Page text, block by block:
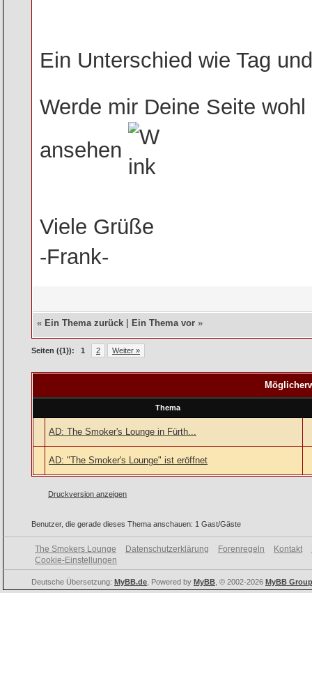
Ein Unterschied wie Tag
Werde mir Deine Seite
ansehen
Viele Grüße
-Frank-
« Ein Thema zurück Ein Thema vor »
Seiten ({1}): 1 2 Weiter »
Thema
AD: The Smoker's Lounge in Fürth...
AD: "The Smoker's Lounge" ist eröffnet
Druckversion anzeigen
Benutzer, die gerade dieses Thema anschauen: 1 Gast/Gäste
The Smokers Lounge Datenschutzerklärung Forenregeln Kontakt
Cookie-Einstellungen
Deutsche Übersetzung: MyBB.de , Powered by MyBB , © 2002-2026 MyBB Group